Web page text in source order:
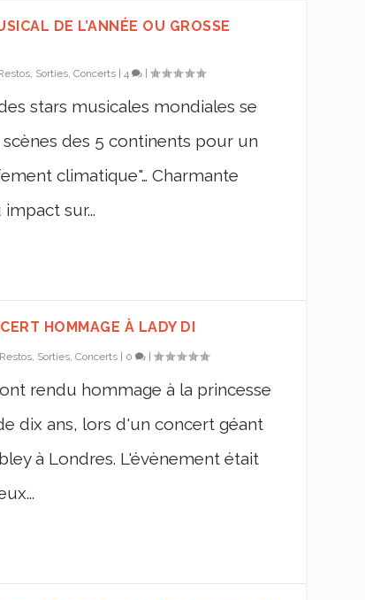
DE L’ANNÉE OU GROSSE
Sorties, Concerts| 4 |
stars musicales mondiales se
des 5 continents pour un
climatique"… Charmante
sur...
HOMMAGE À LADY DI
Restos, Sorties, Concerts| 0 |
rendu hommage à la princesse
dix ans, lors d'un concert géant
à Londres. L'évènement était